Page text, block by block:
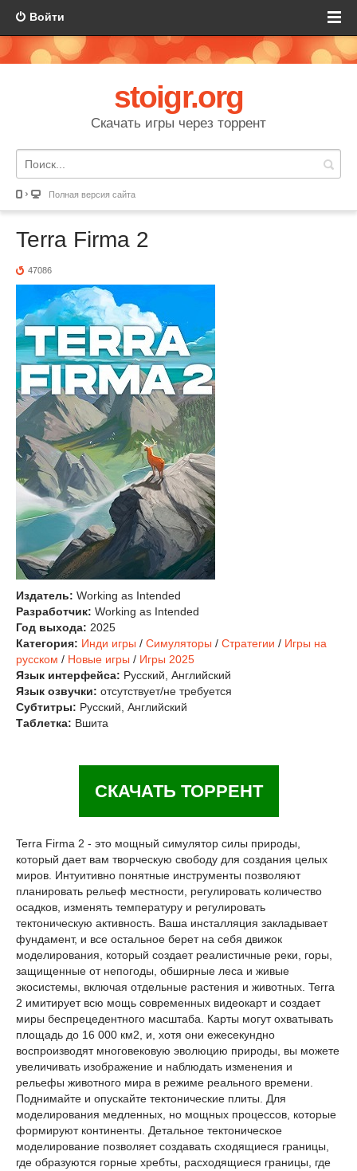
Войти
stoigr.org
Скачать игры через торрент
Полная версия сайта
Terra Firma 2
47086
Издатель: Working as Intended
Разработчик: Working as Intended
Год выхода: 2025
Категория: Инди игры / Симуляторы / Стратегии / Игры на
русском / Новые игры / Игры 2025
Язык интерфейса: Русский, Английский
Язык озвучки: отсутствует/не требуется
Субтитры: Русский, Английский
Таблетка: Вшита
СКАЧАТЬ ТОРРЕНТ
Terra Firma 2 - это мощный симулятор силы природы,
который дает вам творческую свободу для создания целых
миров. Интуитивно понятные инструменты позволяют
планировать рельеф местности, регулировать количество
осадков, изменять температуру и регулировать
тектоническую активность. Ваша инсталляция закладывает
фундамент, и все остальное берет на себя движок
моделирования, который создает реалистичные реки, горы,
защищенные от непогоды, обширные леса и живые
экосистемы, включая отдельные растения и животных. Terra
2 имитирует всю мощь современных видеокарт и создает
миры беспрецедентного масштаба. Карты могут охватывать
площадь до 16 000 км2, и, хотя они ежесекундно
воспроизводят многовековую эволюцию природы, вы можете
увеличивать изображение и наблюдать изменения и
рельефы животного мира в режиме реального времени.
Поднимайте и опускайте тектонические плиты. Для
моделирования медленных, но мощных процессов, которые
формируют континенты. Детальное тектоническое
моделирование позволяет создавать сходящиеся границы,
где образуются горные хребты, расходящиеся границы, где